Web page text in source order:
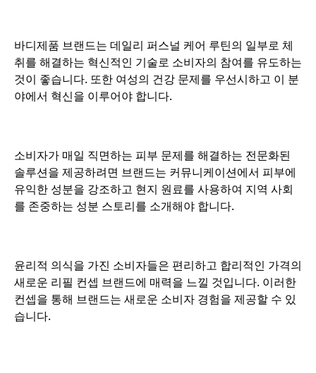
바디제품 브랜드는 데일리 퍼스널 케어 루틴의 일부로 체
취를 해결하는 혁신적인 기술로 소비자의 참여를 유도하는
것이 좋습니다. 또한 여성의 건강 문제를 우선시하고 이 분
야에서 혁신을 이루어야 합니다.
소비자가 매일 직면하는 피부 문제를 해결하는 전문화된
솔루션을 제공하려면 브랜드는 커뮤니케이션에서 피부에
유익한 성분을 강조하고 현지 원료를 사용하여 지역 사회
를 존중하는 성분 스토리를 소개해야 합니다.
윤리적 의식을 가진 소비자들은 편리하고 합리적인 가격의
새로운 리필 컨셉 브랜드에 매력을 느낄 것입니다. 이러한
컨셉을 통해 브랜드는 새로운 소비자 경험을 제공할 수 있
습니다.